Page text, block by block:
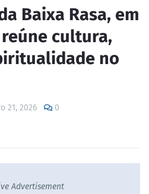
Baixa Rasa, em
cultura,
no
21, 2026 0
Advertisement